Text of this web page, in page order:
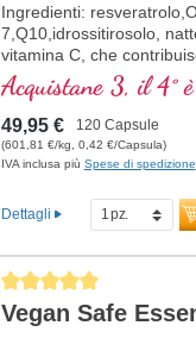
Ingredienti:
7,Q10,idrossitirosolo,
vitamina C, che
formazione del collagene
funzione dei vasi
del gruppo B sono
bioattiva.
Acquistane 3, il 4°
49,95 € 120 Capsule
(601,81 €/kg, 0,42 €/Capsula)
IVA inclusa più Spese di spedizione
Dettagli
Average rating of 5 out of 5
Vegan Safe